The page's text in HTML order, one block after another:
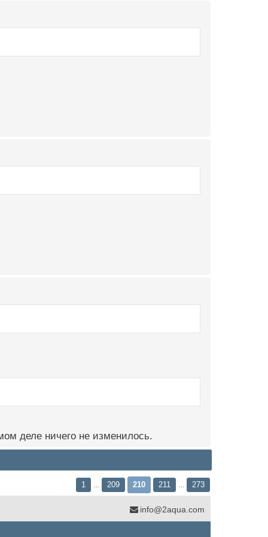
деле ничего не изменилось.
1 209 210 211 273
info@2aqua.com